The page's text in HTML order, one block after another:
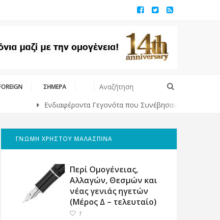
ΣΗΜΕΡΑ
Ενδιαφέροντα Γεγονότα που Συνέβησαν Κάποτε στο Παρελθόν
ΓΝΩΜΗ ΧΡΗΣΤΟΥ ΜΑΛΑΣΠΙΝΑ
Περί Ομογένειας,
Αλλαγών, Θεσμών και
νέας γενιάς ηγετών
(Μέρος Δ – τελευταίο)
1